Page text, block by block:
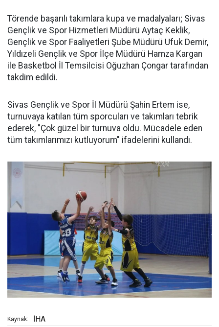
Törende başarılı takımlara kupa ve madalyaları; Sivas
Gençlik ve Spor Hizmetleri Müdürü Aytaç Keklik,
Gençlik ve Spor Faaliyetleri Şube Müdürü Ufuk Demir,
Yıldızeli Gençlik ve Spor İlçe Müdürü Hamza Kargan
ile Basketbol İl Temsilcisi Oğuzhan Çongar tarafından
takdim edildi.
Sivas Gençlik ve Spor İl Müdürü Şahin Ertem ise,
turnuvaya katılan tüm sporcuları ve takımları tebrik
ederek, "Çok güzel bir turnuva oldu. Mücadele eden
tüm takımlarımızı kutluyorum" ifadelerini kullandı.
Kaynak: İHA